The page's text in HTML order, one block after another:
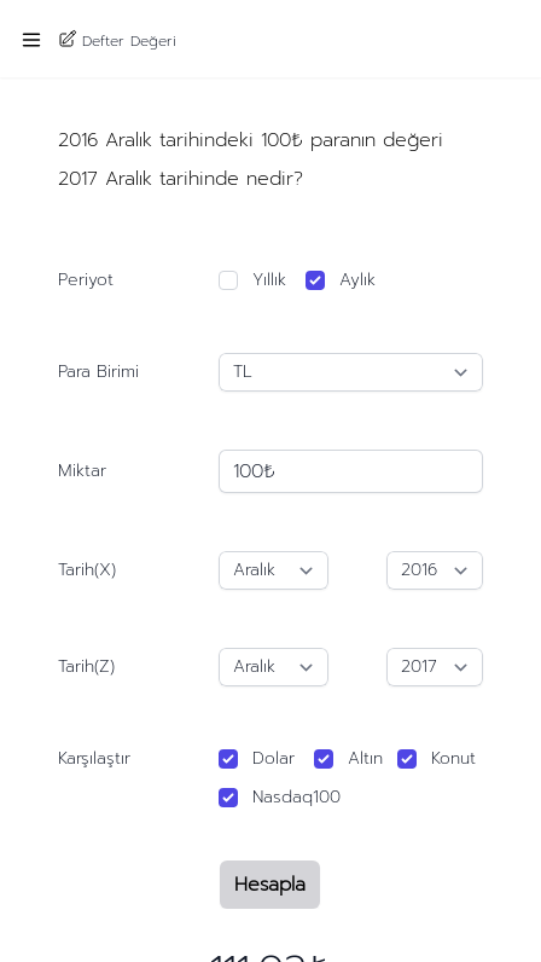
Defter Değeri
2016 Aralık tarihindeki 100₺ paranın değeri
2017 Aralık tarihinde nedir?
Periyot Yıllık Aylık
Para Birimi
Miktar
Tarih(X)
Tarih(Z)
Karşılaştır Dolar Altın
Konut
Nasdaq100
Hesapla